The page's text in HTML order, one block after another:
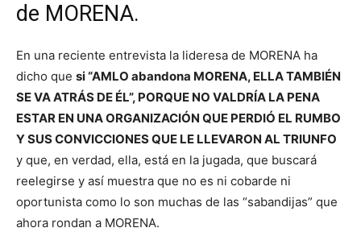
de MORENA.
En una reciente entrevista la lideresa de MORENA ha
dicho que si “AMLO abandona MORENA, ELLA TAMBIÉN
SE VA ATRÁS DE ÉL”, PORQUE NO VALDRÍA LA PENA
ESTAR EN UNA ORGANIZACIÓN QUE PERDIÓ EL RUMBO
Y SUS CONVICCIONES QUE LE LLEVARON AL TRIUNFO
y que, en verdad, ella, está en la jugada, que buscará
reelegirse y así muestra que no es ni cobarde ni
oportunista como lo son muchas de las “sabandijas” que
ahora rondan a MORENA.